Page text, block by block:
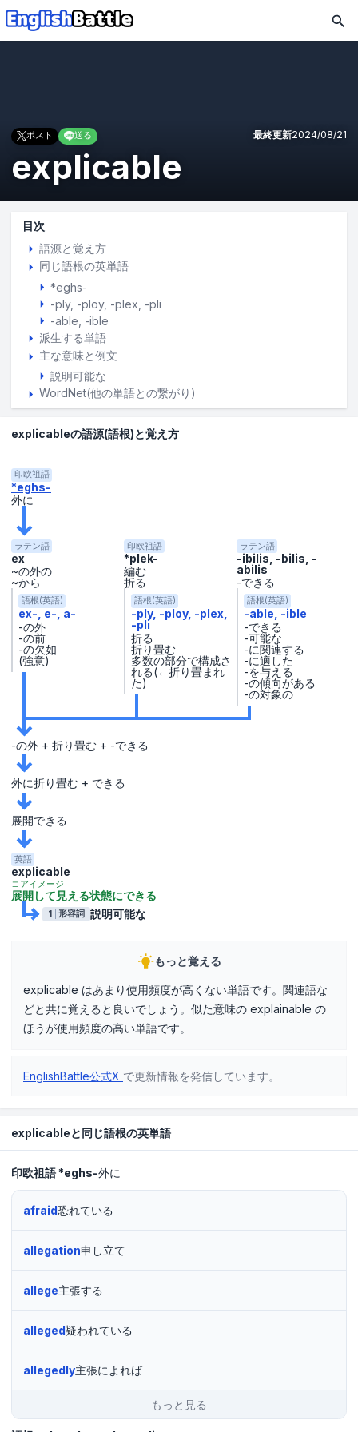
ポスト 送る 最終更新2024/08/21
explicable
目次
語源と覚え方
同じ語根の英単語
*eghs-
-ply -ploy -plex -pli
-able -ible
派生する単語
主な意味と例文
説明可能な
WordNet(他の単語との繋がり)
explicableの語源(語根)と覚え方
印欧祖語
*eghs-
外に
ラテン語
ex
~の外の
~から
語根(英語)
ex- e- a-
-の外
-の前
-の欠如
(強意)
印欧祖語
*plek-
編む
折る
語根(英語)
-ply -ploy -plex
-pli
折る
折り畳む
多数の部分で構成さ
れる(←折り畳まれ
た)
ラテン語
-ibilis, -bilis, -
abilis
-できる
語根(英語)
-able -ible
-できる
-可能な
-に関連する
-に適した
-を与える
-の傾向がある
-の対象の
-の外 + 折り畳む + -できる
外に折り畳む + できる
展開できる
英語
explicable
コアイメージ
展開して見える状態にできる
1 形容詞 説明可能な
もっと覚える
explicable はあまり使用頻度が高くない単語です。関連語な
どと共に覚えると良いでしょう。似た意味の explainable の
ほうが使用頻度の高い単語です。
EnglishBattle公式X で更新情報を発信しています。
explicableと同じ語根の英単語
印欧祖語*eghs-外に
afraid恐れている
allegation申し立て
allege主張する
alleged疑われている
allegedly主張によれば
もっと見る